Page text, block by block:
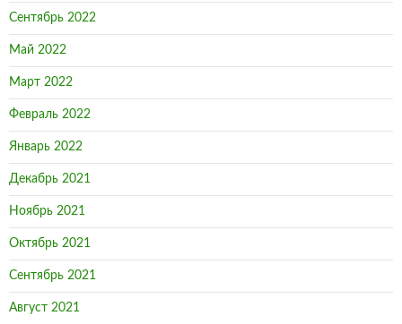
Сентябрь 2022
Май 2022
Март 2022
Февраль 2022
Январь 2022
Декабрь 2021
Ноябрь 2021
Октябрь 2021
Сентябрь 2021
Август 2021